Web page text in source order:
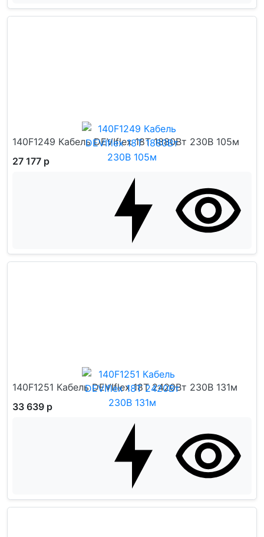
140F1249 Кабель DEVIflex 18T 1880Вт 230В 105м
27 177 р
140F1251 Кабель DEVIflex 18T 2420Вт 230В 131м
33 639 р